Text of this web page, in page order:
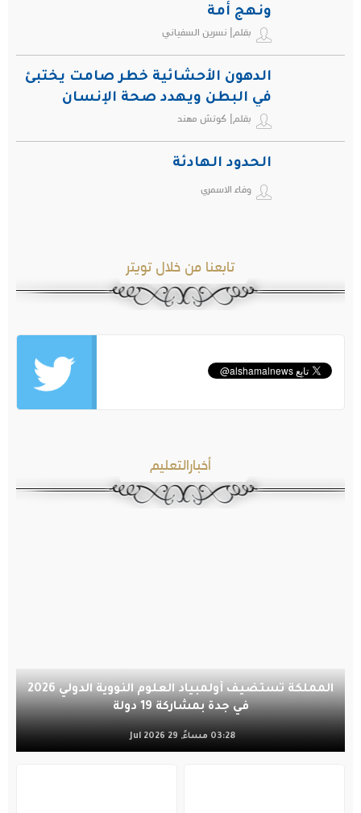
ونهج أمة
بقلم| نسرين السفياني
الدهون الأحشائية خطر صامت يختبئ
في البطن ويهدد صحة الإنسان
بقلم| كوتش مهند
الحدود الهادئة
وفاء الاسمري
تابعنا من خلال تويتر
أخبارالتعليم
المملكة تستضيف أولمبياد العلوم النووية الدولي 2026
في جدة بمشاركة 19 دولة
03:28 مساءً, 29 Jul 2026